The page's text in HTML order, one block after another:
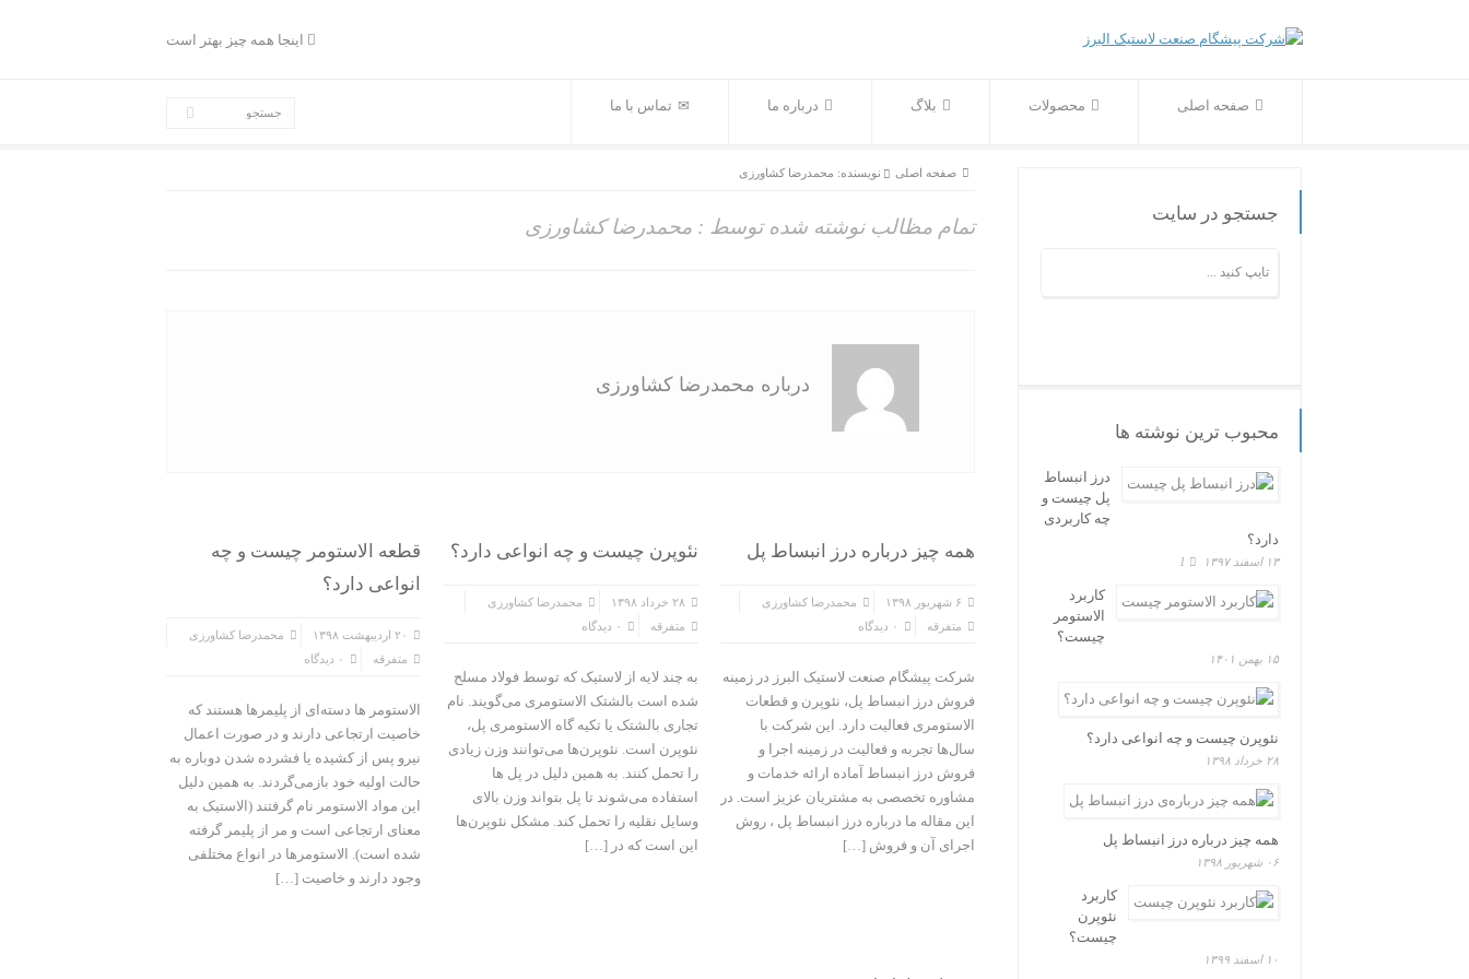
اینجا همه چیز بهتر است
صفحه اصلی محصولات بلاگ درباره ما تماس با ما
صفحه اصلی نویسنده: محمدرضا کشاورزی
تمام مظالب نوشته شده توسط : محمدرضا کشاورزی
درباره محمدرضا کشاورزی
همه چیز درباره درز انبساط پل
۶ شهریور ۱۳۹۸
محمدرضا کشاورزی
متفرقه
۰ دیدگاه
شرکت پیشگام صنعت لاستیک البرز در زمینه
فروش درز انبساط پل، نئوپرن و قطعات
الاستومری فعالیت دارد. این شرکت با
سال‌ها تجربه و فعالیت در زمینه اجرا و
فروش درز انبساط آماده ارائه خدمات و
مشاوره تخصصی به مشتریان عزیز است. در
این مقاله ما درباره درز انبساط پل ، روش
اجرای آن و فروش […]
نئوپرن چیست و چه انواعی دارد؟
۲۸ خرداد ۱۳۹۸
محمدرضا کشاورزی
متفرقه
۰ دیدگاه
به چند لایه از لاستیک که توسط فولاد مسلح
شده است بالشتک الاستومری می‌گویند. نام
تجاری بالشتک یا تکیه گاه الاستومری پل،
نئوپرن است. نئوپرن‌ها می‌توانند وزن زیادی
را تحمل کنند. به همین دلیل در پل ها
استفاده می‌شوند تا پل بتواند وزن بالای
وسایل نقلیه را تحمل کند. مشکل نئوپرن‌ها
این است که در […]
قطعه الاستومر چیست و چه
انواعی دارد؟
۲۰ اردیبهشت ۱۳۹۸
محمدرضا کشاورزی
متفرقه
۰ دیدگاه
الاستومر ها دسته‌ای از پلیمرها هستند که
خاصیت ارتجاعی دارند و در صورت اعمال
نیرو پس از کشیده یا فشرده شدن دوباره به
حالت اولیه خود بازمی‌گردند. به همین دلیل
این مواد الاستومر نام گرفتند (الاستیک به
معنای ارتجاعی است و مر از پلیمر گرفته
شده است). الاستومرها در انواع مختلفی
وجود دارند و خاصیت […]
جستجو در سایت
محبوب ترین نوشته ها
درز انبساط
پل چیست و
چه کاربردی
دارد؟
۱۳ اسفند ۱۳۹۷ 1
کاربرد
الاستومر
چیست؟
۱۵ بهمن ۱۴۰۱
نئوپرن چیست و چه انواعی دارد؟
۲۸ خرداد ۱۳۹۸
همه چیز درباره درز انبساط پل
۰۶ شهریور ۱۳۹۸
کاربرد
نئوپرن
چیست؟
۱۰ اسفند ۱۳۹۹